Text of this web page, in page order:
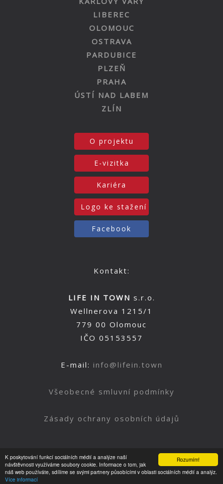
Rozumím!
K poskytování funkcí sociálních médií a analýze naší
návštěvnosti využíváme soubory cookie. Informace o tom, jak
náš web používáte, sdílíme se svými partnery působícími v oblasti sociálních médií a analýz.
Více informací
LIBEREC
OLOMOUC
OSTRAVA
PARDUBICE
PLZEŇ
PRAHA
ÚSTÍ NAD LABEM
ZLÍN
O projektu
E-vizitka
Kariéra
Logo ke stažení
Facebook
Kontakt:
LIFE IN TOWN s.r.o.
Wellnerova 1215/1
779 00 Olomouc
IČO 05153557
E-mail: info@lifein.town
Všeobecné smluvní podmínky
Zásady ochrany osobních údajů
Nahoru